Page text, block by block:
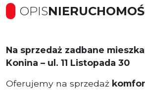
OPIS
Na sprzedaż zadbane
Konina – ul. 11 Listopada 30
Oferujemy na sprzedaż